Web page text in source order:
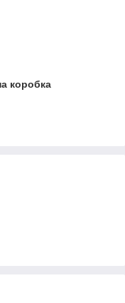
коробка